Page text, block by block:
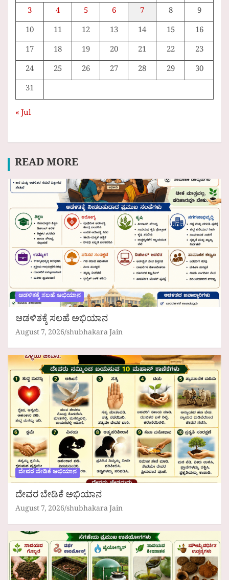
3 4 5 6 7 8
9
10
11 12 13 14 15
16
17
18 19 20 21 22
23
24
25 26 27 28 29
30
31
« Jul
READ MORE
ಆಡಳಿತಕ್ಕೆ ಸಲಹೆ ಅಭಿಯಾನ
ಆಡಳಿತಕ್ಕೆ ಸಲಹೆ ಅಭಿಯಾನ
August 7, 2026 shubhakara Jain
ದೇವರ ಬೇಡಿಕೆ ಅಭಿಯಾನ
ದೇವರ ಬೇಡಿಕೆ ಅಭಿಯಾನ
August 7, 2026 shubhakara Jain